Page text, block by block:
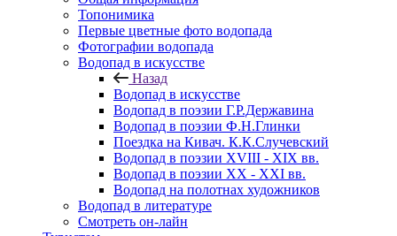
Топонимика
Первые цветные фото водопада
Фотографии водопада
Водопад в искусстве
Назад
Водопад в искусстве
Водопад в поэзии Г.Р.Державина
Водопад в поэзии Ф.Н.Глинки
Поездка на Кивач. К.К.Случевский
Водопад в поэзии XVIII - XIX вв.
Водопад в поэзии XX - XXI вв.
Водопад на полотнах художников
Водопад в литературе
Смотреть он-лайн